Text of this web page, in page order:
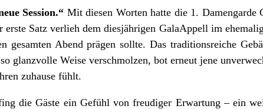
Session.“ Mit diesen Worten hatte die 1. Damengarde
erste Satz verlieh dem diesjährigen GalaAppell im
gesamten Abend prägen sollte. Das traditionsreiche
glanzvolle Weise verschmolzen, bot erneut jene
zuhause fühlt.
die Gäste ein Gefühl von freudiger Erwartung – ein